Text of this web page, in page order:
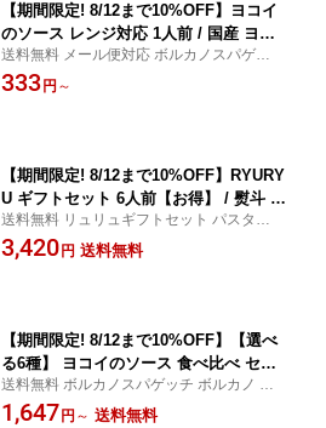
【期間限定! 8/12まで10%OFF】ヨコイ
のソース レンジ対応 1人前 / 国産 ヨコ
イ パスタソースあんかけスパ あんかけ
パスタ あんかけソース あんかけスパゲ
送料無料 メール便対応 ボルカノスパゲッチ
ボルカノ ボルカノパスタ
333 円 ～
【期間限定! 8/12まで10%OFF】RYURY
U ギフトセット 6人前【お得】 / 熨斗 対
応 お歳暮 ギフト ソーシャルギフト セ
ット パスタ＆ソース詰め合わせ プチギ
送料無料 リュリュギフトセット パスタ＆ソ
ース詰め合わせ ギフト対応 ソーシャルギフ
ト ボルカノスパゲッチ ボルカノ ボルカノ
3,420 円 送料無料
【期間限定! 8/12まで10%OFF】【選べ
る6種】 ヨコイのソース 食べ比べ セッ
ト 創業の味 現在の味 / 国産 ヨコイ 太麺
パスタ パスタソース パスタセット あん
送料無料 ボルカノスパゲッチ ボルカノ ボ
ルカノパスタ
1,647 円 ～ 送料無料